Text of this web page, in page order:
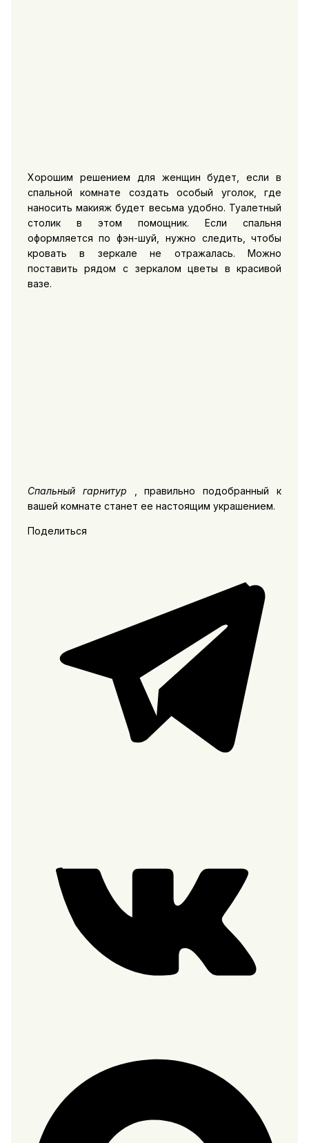
Хорошим решением для женщин будет, если в
спальной комнате создать особый уголок, где
наносить макияж будет весьма удобно. Туалетный
столик в этом помощник. Если спальня
оформляется по фэн-шуй, нужно следить, чтобы
кровать в зеркале не отражалась. Можно
поставить рядом с зеркалом цветы в красивой
вазе.
Спальный гарнитур , правильно подобранный к
вашей комнате станет ее настоящим украшением.
Поделиться